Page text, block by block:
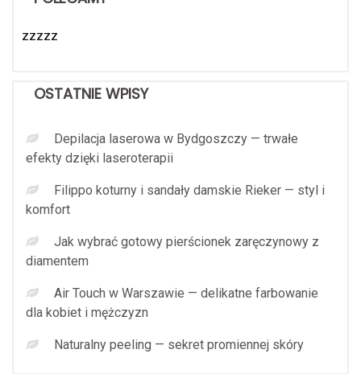
zzzzz
OSTATNIE WPISY
Depilacja laserowa w Bydgoszczy — trwałe
efekty dzięki laseroterapii
Filippo koturny i sandały damskie Rieker — styl i
komfort
Jak wybrać gotowy pierścionek zaręczynowy z
diamentem
Air Touch w Warszawie — delikatne farbowanie
dla kobiet i mężczyzn
Naturalny peeling — sekret promiennej skóry